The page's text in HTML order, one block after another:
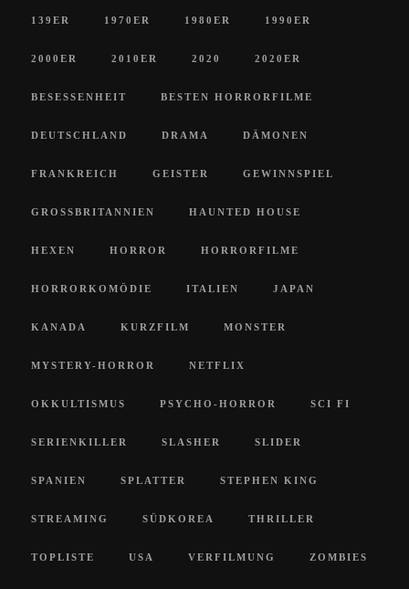
139ER 1970ER 1980ER 1990ER
2000ER 2010ER 2020 2020ER
BESESSENHEIT BESTEN HORRORFILME
DEUTSCHLAND DRAMA DÄMONEN
FRANKREICH GEISTER GEWINNSPIEL
GROSSBRITANNIEN HAUNTED HOUSE
HEXEN HORROR HORRORFILME
HORRORKOMÖDIE ITALIEN JAPAN
KANADA KURZFILM MONSTER
MYSTERY-HORROR NETFLIX
OKKULTISMUS PSYCHO-HORROR SCI FI
SERIENKILLER SLASHER SLIDER
SPANIEN SPLATTER STEPHEN KING
STREAMING SÜDKOREA THRILLER
TOPLISTE USA VERFILMUNG ZOMBIES